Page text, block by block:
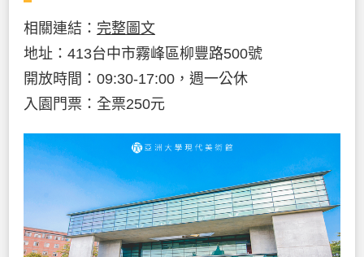
相關連結： 完整圖文
地址：413台中市霧峰區柳豐路500號
開放時間：09:30-17:00，週一公休
入園門票：全票250元